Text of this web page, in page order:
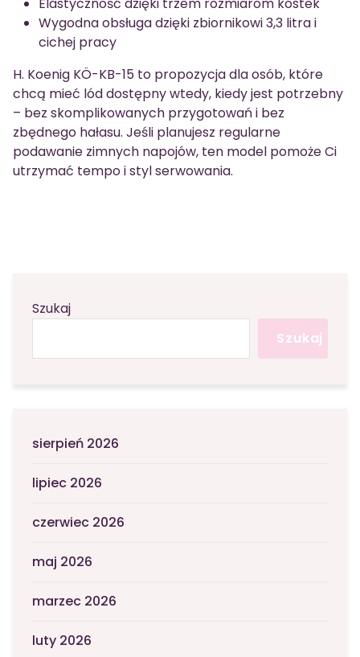
Wygodna obsługa dzięki zbiornikowi 3,3 litra i
cichej pracy
H. Koenig KÖ-KB-15 to propozycja dla osób, które
chcą mieć lód dostępny wtedy, kiedy jest potrzebny
– bez skomplikowanych przygotowań i bez
zbędnego hałasu. Jeśli planujesz regularne
podawanie zimnych napojów, ten model pomoże Ci
utrzymać tempo i styl serwowania.
Szukaj
Szukaj
sierpień 2026
lipiec 2026
czerwiec 2026
maj 2026
marzec 2026
luty 2026